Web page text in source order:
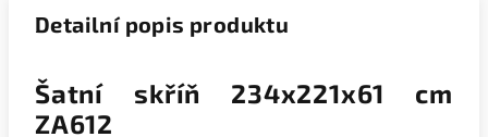
Detailní popis produktu
Šatní skříň 234x221x61 cm
ZA612